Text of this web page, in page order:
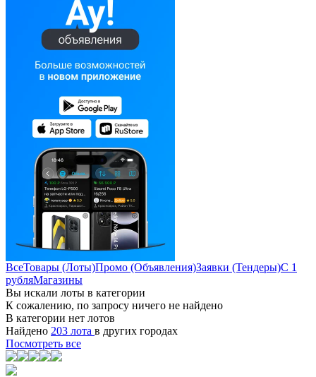
ВсеТовары (Лоты)Промо (Объявления)Заявки (Тендеры)С 1
рубляМагазины
Вы искали лоты в категории
К сожалению, по запросу ничего не найдено
В категории нет лотов
Найдено 203 лота в других городах
Посмотреть все